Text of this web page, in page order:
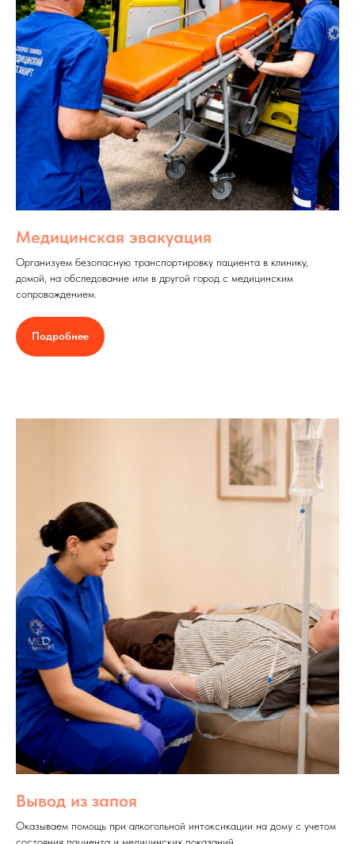
Медицинская эвакуация
Организуем безопасную транспортировку пациента в клинику,
домой, на обследование или в другой город с медицинским
сопровождением.
Подробнее
Вывод из запоя
Оказываем помощь при алкогольной интоксикации на дому с учетом